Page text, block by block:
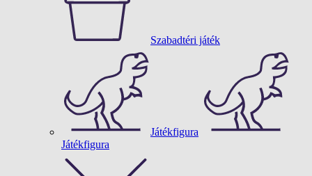
Szabadtéri játék
Játékfigura
Játékfigura